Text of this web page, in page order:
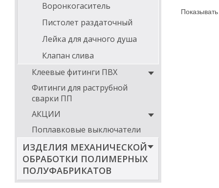
Воронкогаситель
Пистолет раздаточный
Лейка для дачного душа
Клапан слива
Клеевые фитинги ПВХ
Фитинги для раструбной
сварки ПП
АКЦИИ
Поплавковые выключатели
ИЗДЕЛИЯ МЕХАНИЧЕСКОЙ
ОБРАБОТКИ ПОЛИМЕРНЫХ
ПОЛУФАБРИКАТОВ